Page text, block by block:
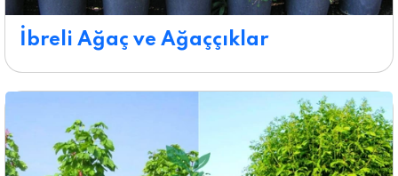
İbreli Ağaç ve Ağaççıklar